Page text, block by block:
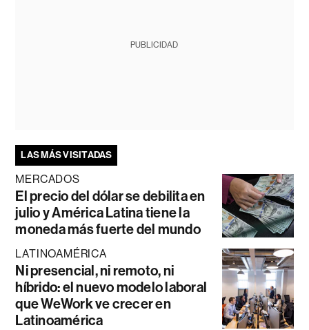
PUBLICIDAD
LAS MÁS VISITADAS
MERCADOS
El precio del dólar se debilita en
julio y América Latina tiene la
moneda más fuerte del mundo
LATINOAMÉRICA
Ni presencial, ni remoto, ni
híbrido: el nuevo modelo laboral
que WeWork ve crecer en
Latinoamérica